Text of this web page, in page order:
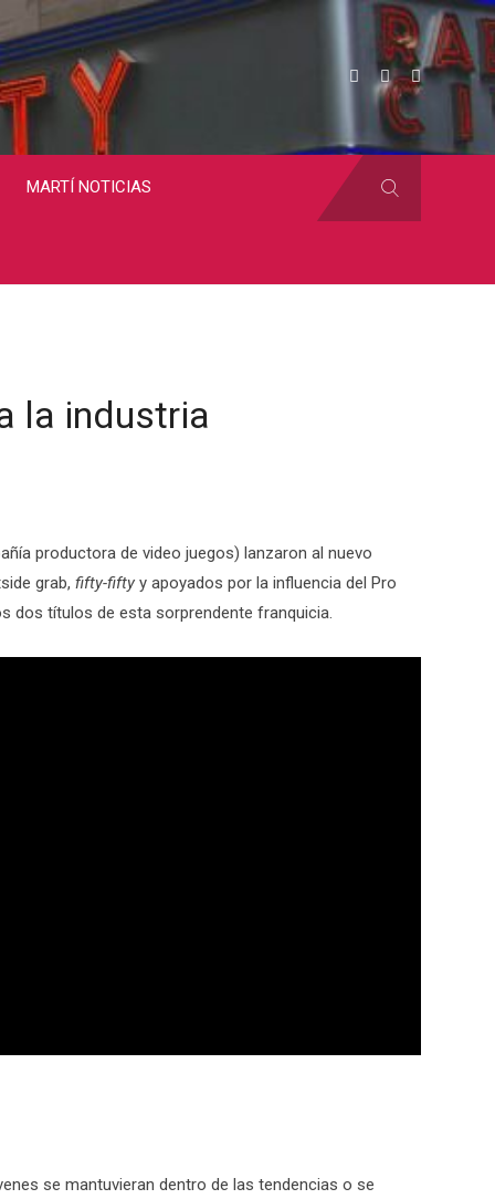
MARTÍ NOTICIAS
la industria
productora de video juegos) lanzaron al nuevo
grab, fifty-fiftyy apoyados por la influencia del Pro
dos títulos de esta sorprendente franquicia.
se mantuvieran dentro de las tendencias o se